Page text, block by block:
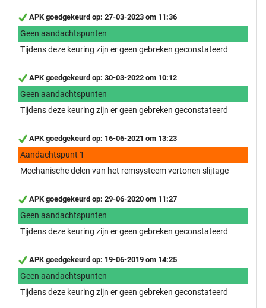
APK goedgekeurd op: 27-03-2023 om 11:36
Geen aandachtspunten
Tijdens deze keuring zijn er geen gebreken geconstateerd
APK goedgekeurd op: 30-03-2022 om 10:12
Geen aandachtspunten
Tijdens deze keuring zijn er geen gebreken geconstateerd
APK goedgekeurd op: 16-06-2021 om 13:23
Aandachtspunt 1
Mechanische delen van het remsysteem vertonen slijtage
APK goedgekeurd op: 29-06-2020 om 11:27
Geen aandachtspunten
Tijdens deze keuring zijn er geen gebreken geconstateerd
APK goedgekeurd op: 19-06-2019 om 14:25
Geen aandachtspunten
Tijdens deze keuring zijn er geen gebreken geconstateerd